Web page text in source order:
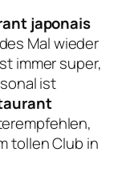
japonais
Mal wieder
immer super,
ist
tollen Club in